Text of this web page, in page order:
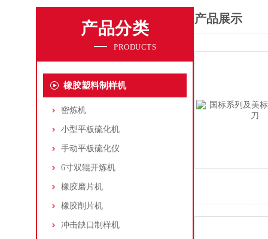
产品分类
PRODUCTS
橡胶塑料制样机
密炼机
小型平板硫化机
手动平板硫化仪
6寸双辊开炼机
橡胶磨片机
橡胶削片机
冲击缺口制样机
产品展示